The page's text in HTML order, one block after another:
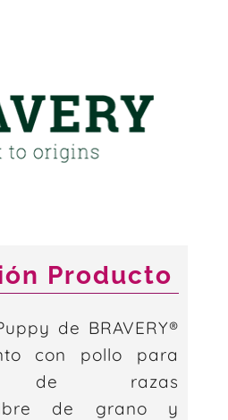
Producto
de BRAVERY®
con pollo para
de razas
de grano y